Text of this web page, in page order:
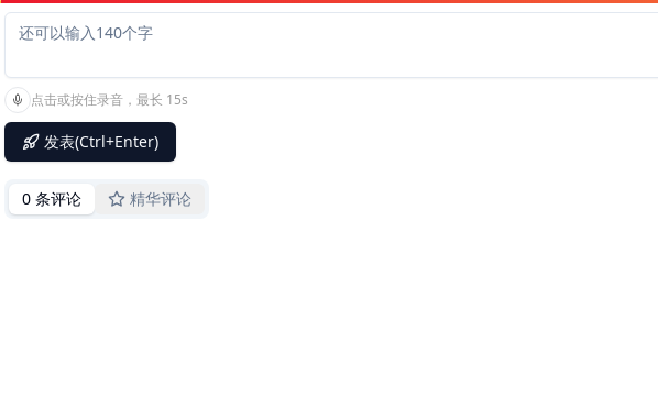
点击或按住录音，最长 15s
发表(Ctrl+Enter)
0 条评论 精华评论